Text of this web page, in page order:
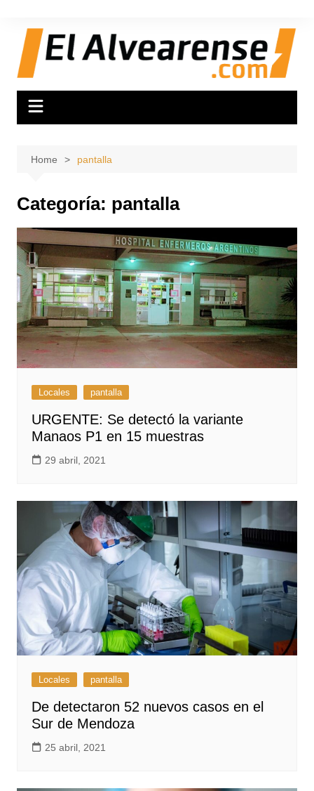
content
Home pantalla
Categoría: pantalla
Locales pantalla
URGENTE: Se detectó la variante
Manaos P1 en 15 muestras
29 abril, 2021
Locales pantalla
De detectaron 52 nuevos casos en el
Sur de Mendoza
25 abril, 2021